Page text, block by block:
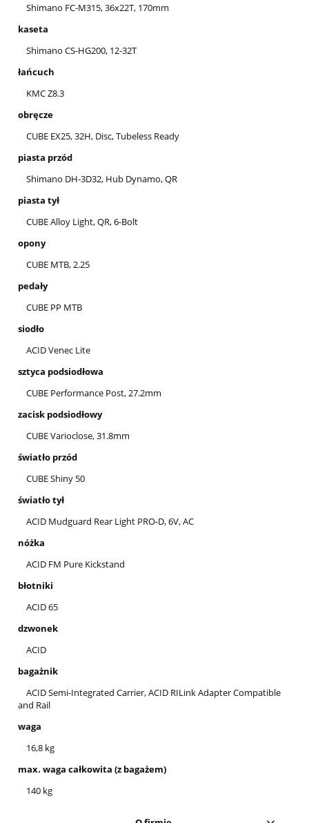
Shimano FC-M315, 36x22T, 170mm
kaseta
Shimano CS-HG200, 12-32T
łańcuch
KMC Z8.3
obręcze
CUBE EX25, 32H, Disc, Tubeless Ready
piasta przód
Shimano DH-3D32, Hub Dynamo, QR
piasta tył
CUBE Alloy Light, QR, 6-Bolt
opony
CUBE MTB, 2.25
pedały
CUBE PP MTB
siodło
ACID Venec Lite
sztyca podsiodłowa
CUBE Performance Post, 27.2mm
zacisk podsiodłowy
CUBE Varioclose, 31.8mm
światło przód
CUBE Shiny 50
światło tył
ACID Mudguard Rear Light PRO-D, 6V, AC
nóżka
ACID FM Pure Kickstand
błotniki
ACID 65
dzwonek
ACID
bagażnik
ACID Semi-Integrated Carrier, ACID RILink Adapter Compatible
and Rail
waga
16,8 kg
max. waga całkowita (z bagażem)
140 kg